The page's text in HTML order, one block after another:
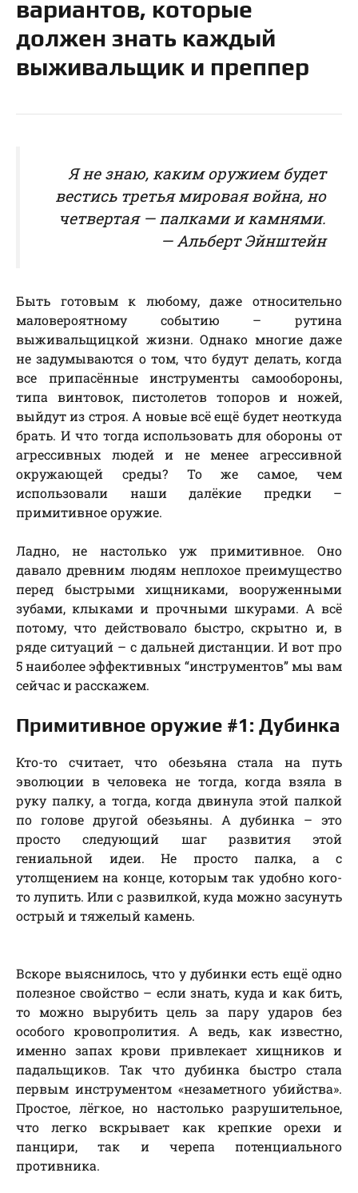
вариантов, которые
должен знать каждый
выживальщик и преппер
Я не знаю, каким оружием будет
вестись третья мировая война, но
четвертая — палками и камнями.
— Альберт Эйнштейн
Быть готовым к любому, даже относительно
маловероятному событию – рутина
выживальщицкой жизни. Однако многие даже
не задумываются о том, что будут делать, когда
все припасённые инструменты самообороны,
типа винтовок, пистолетов топоров и ножей,
выйдут из строя. А новые всё ещё будет неоткуда
брать. И что тогда использовать для обороны от
агрессивных людей и не менее агрессивной
окружающей среды? То же самое, чем
использовали наши далёкие предки –
примитивное оружие.
Ладно, не настолько уж примитивное. Оно
давало древним людям неплохое преимущество
перед быстрыми хищниками, вооруженными
зубами, клыками и прочными шкурами. А всё
потому, что действовало быстро, скрытно и, в
ряде ситуаций – с дальней дистанции. И вот про
5 наиболее эффективных “инструментов” мы вам
сейчас и расскажем.
Примитивное оружие #1: Дубинка
Кто-то считает, что обезьяна стала на путь
эволюции в человека не тогда, когда взяла в
руку палку, а тогда, когда двинула этой палкой
по голове другой обезьяны. А дубинка – это
просто следующий шаг развития этой
гениальной идеи. Не просто палка, а с
утолщением на конце, которым так удобно кого-
то лупить. Или с развилкой, куда можно засунуть
острый и тяжелый камень.
Вскоре выяснилось, что у дубинки есть ещё одно
полезное свойство – если знать, куда и как бить,
то можно вырубить цель за пару ударов без
особого кровопролития. А ведь, как известно,
именно запах крови привлекает хищников и
падальщиков. Так что дубинка быстро стала
первым инструментом «незаметного убийства».
Простое, лёгкое, но настолько разрушительное,
что легко вскрывает как крепкие орехи и
панцири, так и черепа потенциального
противника.